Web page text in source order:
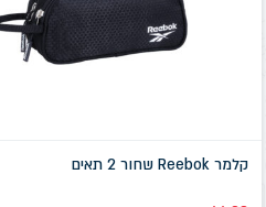
קלמר Reebok שחור 2 תאים